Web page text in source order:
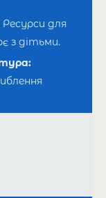
Ресурси для
з дітьми.